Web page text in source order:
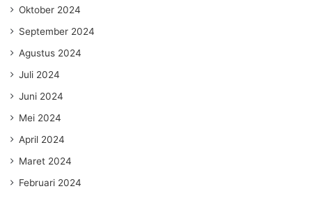
Oktober 2024
September 2024
Agustus 2024
Juli 2024
Juni 2024
Mei 2024
April 2024
Maret 2024
Februari 2024